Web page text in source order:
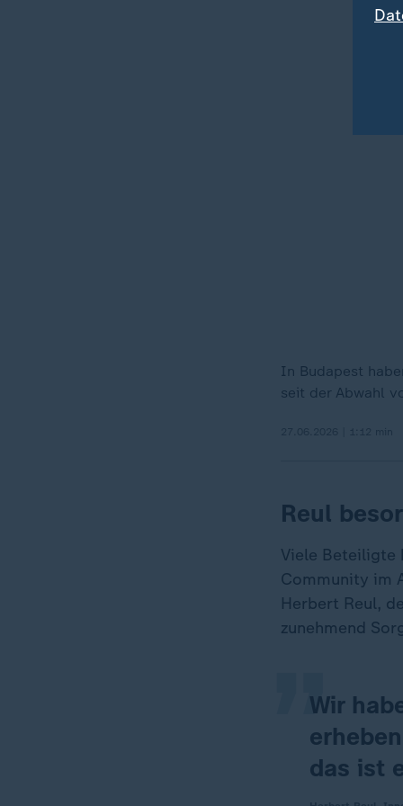
In Budapest
seit der Abwahl
Reul
Viele Beteiligte
Community im
Herbert Reul,
zunehmend
Wir
das ist
„